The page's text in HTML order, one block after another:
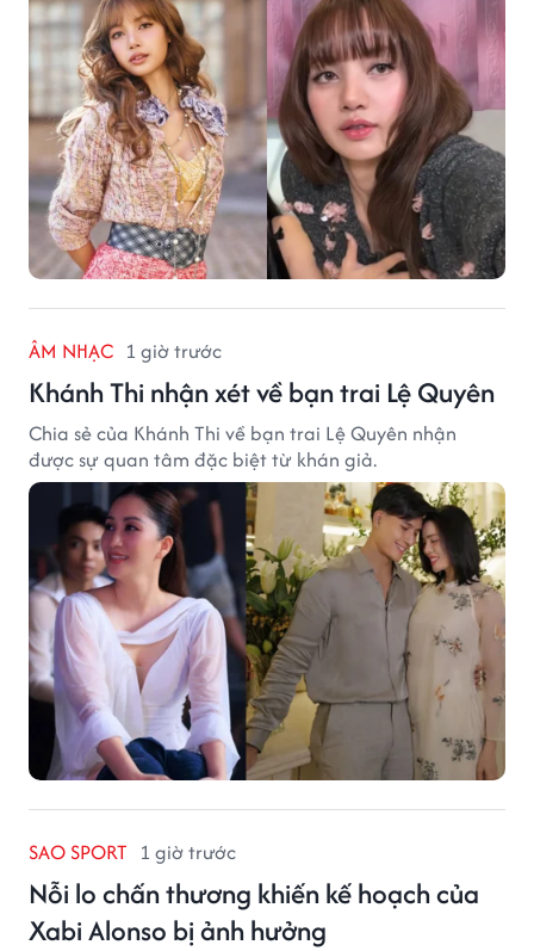
ÂM NHẠC 1 giờ trước
Khánh Thi nhận xét về bạn trai Lệ Quyên
Chia sẻ của Khánh Thi về bạn trai Lệ Quyên nhận
được sự quan tâm đặc biệt từ khán giả.
SAO SPORT 1 giờ trước
Nỗi lo chấn thương khiến kế hoạch của
Xabi Alonso bị ảnh hưởng